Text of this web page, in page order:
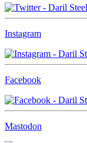
Instagram
Facebook
Mastodon